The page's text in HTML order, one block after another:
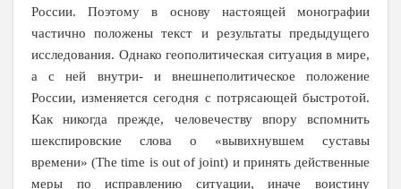
России. Поэтому в основу настоящей монографии
частично положены текст и результаты предыдущего
исследования. Однако геополитическая ситуация в мире,
а с ней внутри- и внешнеполитическое положение
России, изменяется сегодня с потрясающей быстротой.
Как никогда прежде, человечеству впору вспомнить
шекспировские слова о «вывихнувшем суставы
времени» (The time is out of joint) и принять действенные
меры по исправлению ситуации, иначе воистину